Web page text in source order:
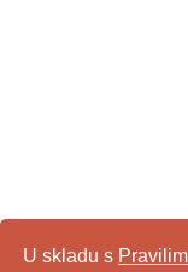
U skladu s